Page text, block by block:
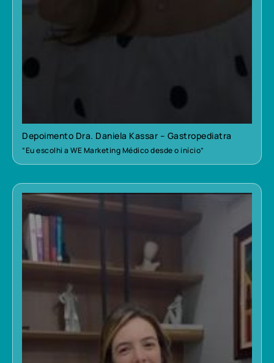
Depoimento Dra. Daniela Kassar – Gastropediatra
“Eu escolhi a WE Marketing Médico desde o início”